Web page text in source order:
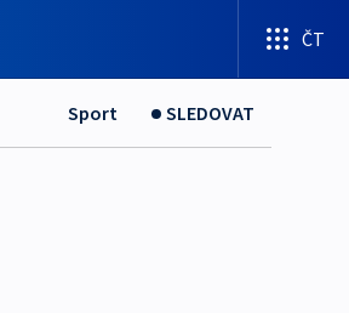
ČT
Sport SLEDOVAT